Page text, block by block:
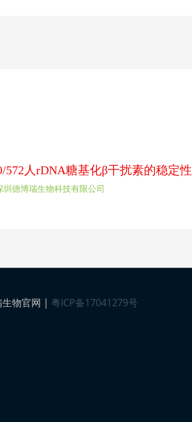
572人rDNA糖基化β干扰素的稳定性
圳德博瑞生物科技有限公司
物官网 | 粤ICP备17041279号